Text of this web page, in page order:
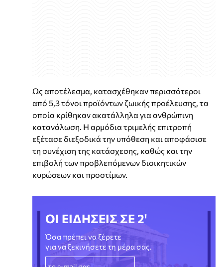
Ως αποτέλεσμα, κατασχέθηκαν περισσότεροι
από 5,3 τόνοι προϊόντων ζωικής προέλευσης, τα
οποία κρίθηκαν ακατάλληλα για ανθρώπινη
κατανάλωση. Η αρμόδια τριμελής επιτροπή
εξέτασε διεξοδικά την υπόθεση και αποφάσισε
τη συνέχιση της κατάσχεσης, καθώς και την
επιβολή των προβλεπόμενων διοικητικών
κυρώσεων και προστίμων.
ΟΙ ΕΙΔΗΣΕΙΣ ΣΕ 2'
Όσα πρέπει να ξέρετε
για να ξεκινήσετε τη μέρα σας.